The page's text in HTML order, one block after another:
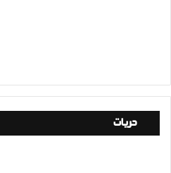
حريات